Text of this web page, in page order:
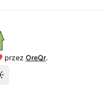
przez OreQr.
motyw